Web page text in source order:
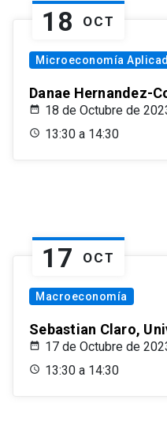
18 OCT
Microeconomía
Danae Hernandez-
18 de Octubre de
13:30 a 14:30
17 OCT
Macroeconomía
Sebastian Claro,
17 de Octubre de
13:30 a 14:30